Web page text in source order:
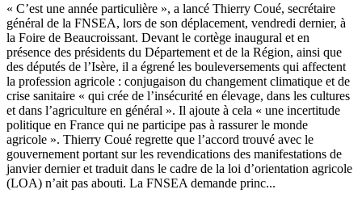
« C’est une année particulière », a lancé Thierry Coué, secrétaire
général de la FNSEA, lors de son déplacement, vendredi dernier, à
la Foire de Beaucroissant. Devant le cortège inaugural et en
présence des présidents du Département et de la Région, ainsi que
des députés de l’Isère, il a égrené les bouleversements qui affectent
la profession agricole : conjugaison du changement climatique et de
crise sanitaire « qui crée de l’insécurité en élevage, dans les cultures
et dans l’agriculture en général ». Il ajoute à cela « une incertitude
politique en France qui ne participe pas à rassurer le monde
agricole ». Thierry Coué regrette que l’accord trouvé avec le
gouvernement portant sur les revendications des manifestations de
janvier dernier et traduit dans le cadre de la loi d’orientation agricole
(LOA) n’ait pas abouti. La FNSEA demande princ...